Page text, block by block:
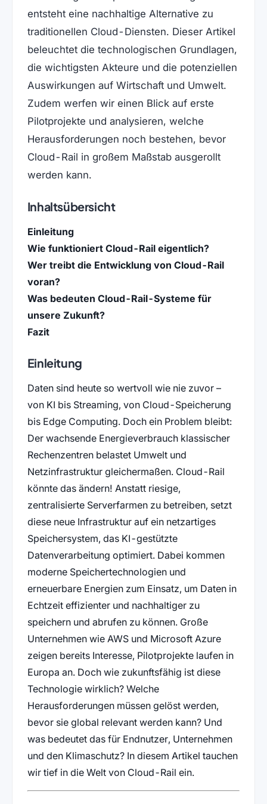
entsteht eine nachhaltige Alternative zu
traditionellen Cloud-Diensten. Dieser Artikel
beleuchtet die technologischen Grundlagen,
die wichtigsten Akteure und die potenziellen
Auswirkungen auf Wirtschaft und Umwelt.
Zudem werfen wir einen Blick auf erste
Pilotprojekte und analysieren, welche
Herausforderungen noch bestehen, bevor
Cloud-Rail in großem Maßstab ausgerollt
werden kann.
Inhaltsübersicht
Einleitung
Wie funktioniert Cloud-Rail eigentlich?
Wer treibt die Entwicklung von Cloud-Rail
voran?
Was bedeuten Cloud-Rail-Systeme für
unsere Zukunft?
Fazit
Einleitung
Daten sind heute so wertvoll wie nie zuvor –
von KI bis Streaming, von Cloud-Speicherung
bis Edge Computing. Doch ein Problem bleibt:
Der wachsende Energieverbrauch klassischer
Rechenzentren belastet Umwelt und
Netzinfrastruktur gleichermaßen. Cloud-Rail
könnte das ändern! Anstatt riesige,
zentralisierte Serverfarmen zu betreiben, setzt
diese neue Infrastruktur auf ein netzartiges
Speichersystem, das KI-gestützte
Datenverarbeitung optimiert. Dabei kommen
moderne Speichertechnologien und
erneuerbare Energien zum Einsatz, um Daten in
Echtzeit effizienter und nachhaltiger zu
speichern und abrufen zu können. Große
Unternehmen wie AWS und Microsoft Azure
zeigen bereits Interesse, Pilotprojekte laufen in
Europa an. Doch wie zukunftsfähig ist diese
Technologie wirklich? Welche
Herausforderungen müssen gelöst werden,
bevor sie global relevant werden kann? Und
was bedeutet das für Endnutzer, Unternehmen
und den Klimaschutz? In diesem Artikel tauchen
wir tief in die Welt von Cloud-Rail ein.